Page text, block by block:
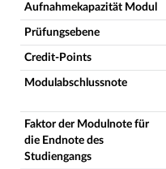
Aufnahmekapazität Modul
Prüfungsebene
Credit-Points
Modulabschlussnote
Faktor der Modulnote für
die Endnote des
Studiengangs